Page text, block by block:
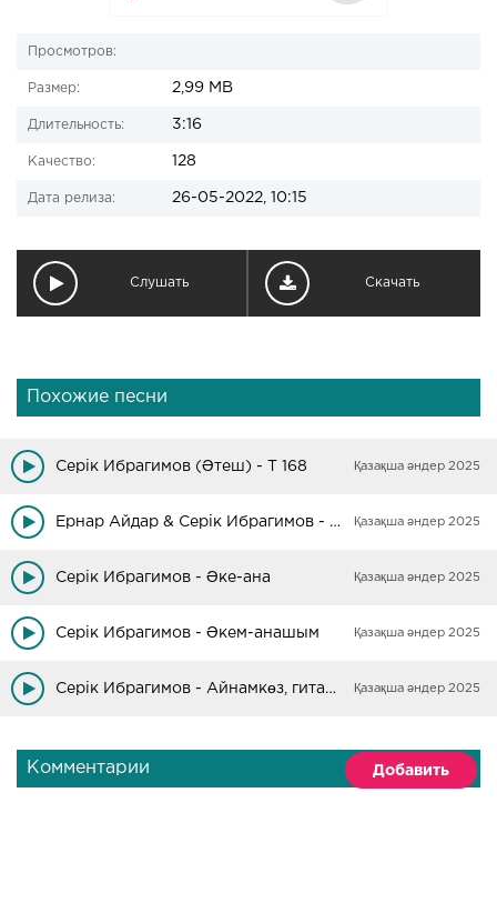
Просмотров:
Размер: 2,99 MB
Длительность: 3:16
Качество: 128
Дата релиза: 26-05-2022, 10:15
Слушать Скачать
Похожие песни
Серік Ибрагимов (Әтеш) - T 168 Қазақша әндер 2025
Ернар Айдар & Серік Ибрагимов - Үйлендім мен Қазақша әндер 2025
Серік Ибрагимов - Әке-ана Қазақша әндер 2025
Серік Ибрагимов - Әкем-анашым Қазақша әндер 2025
Серік Ибрагимов - Айнамкөз, гитарамды берші маған Қазақша әндер 2025
Комментарии Добавить